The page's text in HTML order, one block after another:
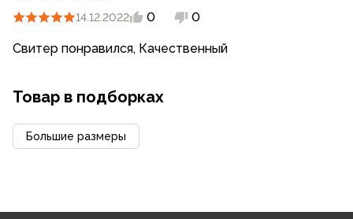
14.12.2022 0 0
Свитер понравился, Качественный
Товар в подборках
Большие размеры